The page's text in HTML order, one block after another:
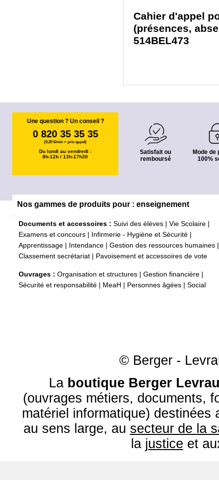
Cahier d'appel
(présences,
514BEL473
Une question ? Un conseil ?
0 820 35 35 35
(0,20 €/min + prix appel)
Du lundi au vendredi :
8h-12h / 13h-17h30
Satisfait ou
remboursé
Mode de
100%
Nos gammes de produits pour : enseignement
Documents et accessoires : Suivi des élèves Vie Scolaire
Examens et concours
Infirmerie - Hygiène et Sécurité
Apprentissage
Intendance Gestion des ressources humaines
Classement secrétariat
Pavoisement et accessoires de vote
Ouvrages : Organisation et structures Gestion financière
Sécurité et responsabilité
MeaH Personnes âgées Social
© Berger -
La boutique Berger
(ouvrages métiers, documents,
matériel informatique) destinées
au sens large, au secteur de la
la justice et